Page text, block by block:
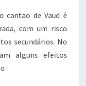
cantão de Vaud é
com um risco
secundários. No
alguns efeitos
: